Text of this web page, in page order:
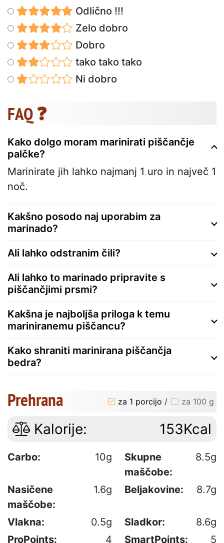
Odlično !!!
Zelo dobro
Dobro
tako tako tako
Ni dobro
FAQ ❓
Kako dolgo moram marinirati piščančje
palčke?
Marinirate jih lahko najmanj 1 uro in največ 1
noč.
Kakšno posodo naj uporabim za
marinado?
Ali lahko odstranim čili?
Ali lahko to marinado pripravite s
piščančjimi prsmi?
Kakšna je najboljša priloga k temu
mariniranemu piščancu?
Kako shraniti marinirana piščančja
bedra?
Prehrana za 1 porcijo / za 100 g
Kalorije: 153Kcal
Carbo: 10g
Skupne
maščobe:
8.5g
Nasičene
maščobe:
1.6g Beljakovine: 8.7g
Vlakna: 0.5g Sladkor:
8.6g
ProPoints:
4 SmartPoints: 5